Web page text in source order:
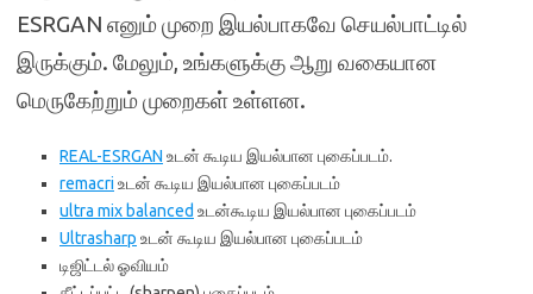
ESRGAN எனும் முறை இயல்பாகவே செயல்பாட்டில்
இருக்கும். மேலும், உங்களுக்கு ஆறு வகையான
மெருகேற்றும் முறைகள் உள்ளன.
REAL-ESRGAN உடன் கூடிய இயல்பான புகைப்படம்.
remacri உடன் கூடிய இயல்பான புகைப்படம்
ultra mix balanced உடன்கூடிய இயல்பான புகைப்படம்
Ultrasharp உடன் கூடிய இயல்பான புகைப்படம்
டிஜிட்டல் ஓவியம்